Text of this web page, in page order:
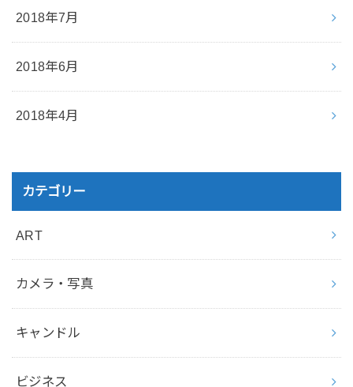
2018年7月
2018年6月
2018年4月
カテゴリー
ART
カメラ・写真
キャンドル
ビジネス